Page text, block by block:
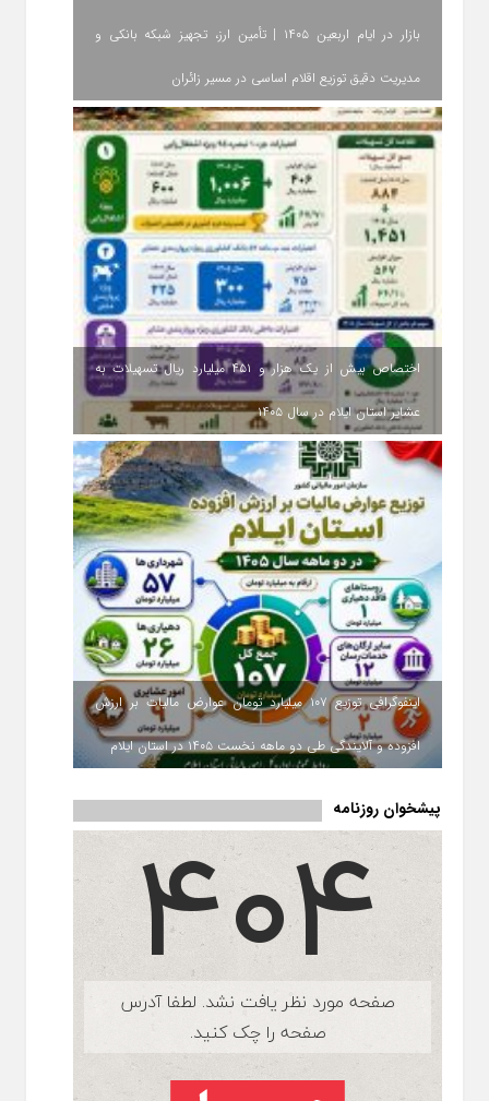
بازار در ایام اربعین ۱۴۰۵ | تأمین ارز، تجهیز شبکه بانکی و
مدیریت دقیق توزیع اقلام اساسی در مسیر زائران
اختصاص بیش از یک هزار و ۴۵۱ میلیارد ریال تسهیلات به
عشایر استان ایلام در سال ۱۴۰۵
اینفوگرافی توزیع ۱۰۷ میلیارد تومان عوارض مالیات بر ارزش
افزوده و آلایندگی طی دو ماهه نخست ۱۴۰۵ در استان ایلام
پیشخوان روزنامه